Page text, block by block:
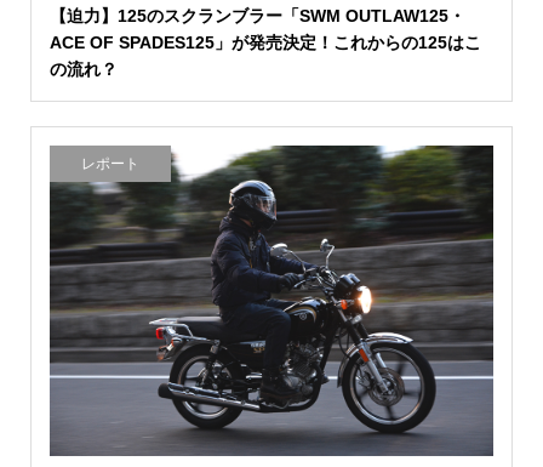
【迫力】125のスクランブラー「SWM OUTLAW125・
ACE OF SPADES125」が発売決定！これからの125はこ
の流れ？
レポート